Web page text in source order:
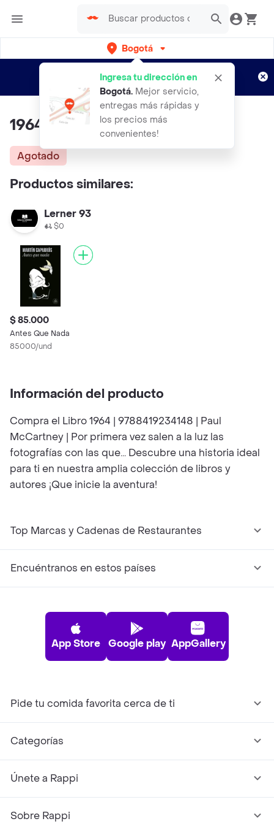
Bogotá
Ingresa tu dirección en
Bogotá. Mejor servicio,
entregas más rápidas y
los precios más
convenientes!
envíos gratis por semanas
Aplican TyC
1964
Agotado
Productos similares:
Lerner 93
$0
$ 85.000
Antes Que Nada
85000/und
Información del producto
Compra el Libro 1964 | 9788419234148 | Paul
McCartney | Por primera vez salen a la luz las
fotografías con las que... Descubre una historia ideal
para ti en nuestra amplia colección de libros y
autores ¡Que inicie la aventura!
Top Marcas y Cadenas de Restaurantes
Encuéntranos en estos países
App Store Google play AppGallery
Pide tu comida favorita cerca de ti
Categorías
Únete a Rappi
Sobre Rappi